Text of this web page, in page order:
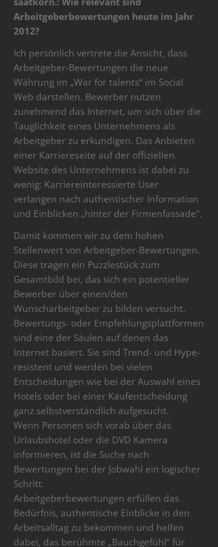
Arbeitgeberbewertungen heute im Jahr
2012?
Ich persönlich vertrete die Ansicht, dass
Arbeitgeber-Bewertungen die neue
Währung im „War for talents“ im Social
Web darstellen. Bewerber nutzen
zunehmend das Internet, um sich über die
Tauglichkeit eines Unternehmens als
Arbeitgeber zu erkundigen. Das Anbieten
einer Karriereseite auf der offiziellen
Website des Unternehmens ist dabei zu
wenig: Karriereinteressierte User
verlangen nach authentischer Information
und Einblicken „hinter der Firmenfassade“.
Damit kommen wir zu dem hohen
Stellenwert von Arbeitgeber-Bewertungen.
Diese tragen ein Puzzlestück zum
Gesamtbild bei, das sich ein potentieller
Bewerber über einen/den
Wunscharbeitgeber zu bilden versucht.
Bewertungs- oder Empfehlungsplattformen
sind eine der Säulen auf denen das
Internet basiert. Sie sind Trend- und Hype-
resistent und werden bei vielen
Entscheidungen wie bei der Auswahl eines
Hotels oder bei einer Kaufentscheidung
ganz selbstverständlich aufgesucht.
Wenn Personen sich vorab über das
Urlaubshotel oder die DVD Kamera
informieren, ist die Suche nach
Bewertungen bei der Jobwahl ein logischer
Schritt.
Arbeitgeberbewertungen erfüllen das
Bedürfnis, authentische Einblicke in den
Arbeitsalltag zu bekommen und helfen
dabei, das berühmte „Bauchgefühl“ für